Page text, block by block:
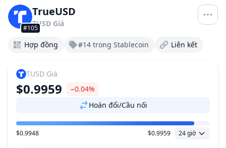
#105
TrueUSD
TUSD Giá
Hợp đồng #14 trong Stablecoin Liên kết
TUSD Giá
$0.9959
−0.04%
Hoán đổi/Cầu nối
Khoảng giá
$0.9948 $0.9959 24 giờ